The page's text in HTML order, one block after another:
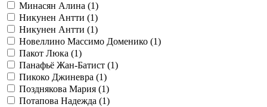
Минасян Алина (1)
Никунен Антти (1)
Никунен Антти (1)
Новеллино Массимо Доменико (1)
Пакот Люка (1)
Панафьё Жан-Батист (1)
Пикоко Джиневра (1)
Позднякова Мария (1)
Потапова Надежда (1)